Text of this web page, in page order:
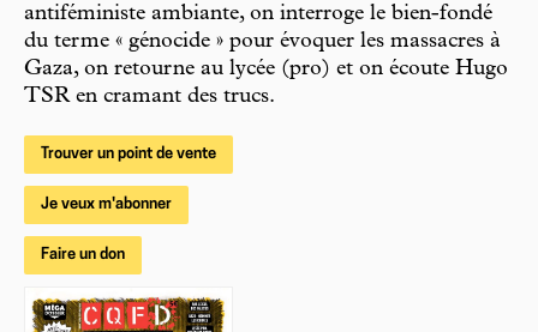
antiféministe ambiante, on interroge le bien-fondé
du terme « génocide » pour évoquer les massacres à
Gaza, on retourne au lycée (pro) et on écoute Hugo
TSR en cramant des trucs.
Trouver un point de vente
Je veux m'abonner
Faire un don